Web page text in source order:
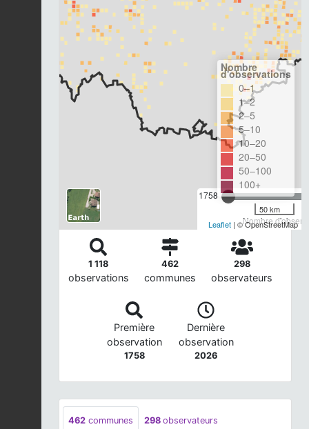
1758
Nombre
Nombre
d'observations
0–1
1–2
2–5
5–10
10–20
20–50
50–100
100+
50 km
Leaflet | © OpenStreetMap
1 118
observations
462
communes
298
observateurs
Première
observation
1758
Dernière
observation
2026
462 communes 298 observateurs